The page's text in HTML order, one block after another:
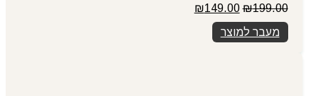
₪199.00
המחיר
המקורי
היה:
₪199.00.
₪149.00
מעבר למוצר